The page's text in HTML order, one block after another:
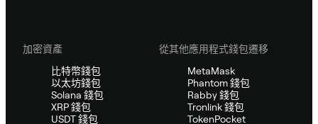
加密資產
比特幣錢包
以太坊錢包
Solana 錢包
XRP 錢包
USDT 錢包
從其他應用程式錢包遷移
MetaMask
Phantom 錢包
Rabby 錢包
Tronlink 錢包
TokenPocket